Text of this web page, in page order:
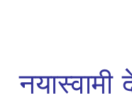
नयास्वामी